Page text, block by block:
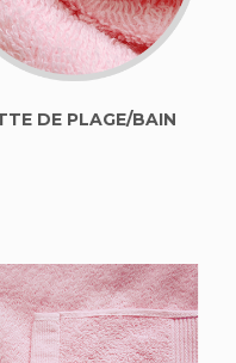
DE PLAGE/BAIN